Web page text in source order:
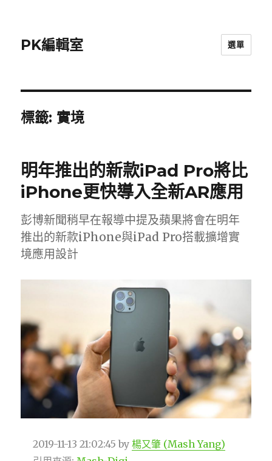
PK編輯室 選單
標籤: 實境
明年推出的新款iPad Pro將比
iPhone更快導入全新AR應用
彭博新聞稍早在報導中提及蘋果將會在明年
推出的新款iPhone與iPad Pro搭載擴增實
境應用設計
2019-11-13 21:02:45 by楊又肇 (Mash Yang)